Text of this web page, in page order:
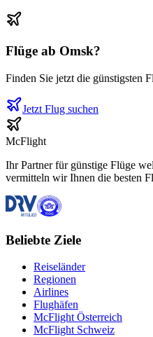
Flüge ab Omsk?
Finden Sie jetzt die günstigsten
Jetzt Flug suchen
McFlight
Ihr Partner für günstige Flüge
vermitteln wir Ihnen die besten
Beliebte Ziele
Reiseländer
Regionen
Airlines
Flughäfen
McFlight Österreich
McFlight Schweiz